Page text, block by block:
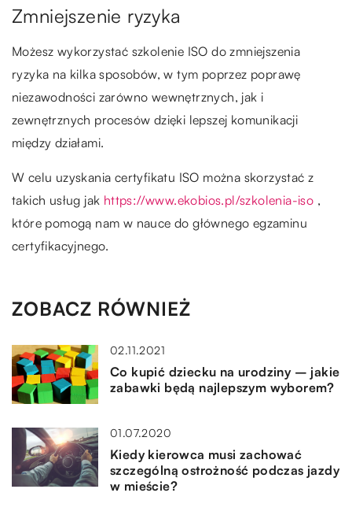
Zmniejszenie ryzyka
Możesz wykorzystać szkolenie ISO do zmniejszenia
ryzyka na kilka sposobów, w tym poprzez poprawę
niezawodności zarówno wewnętrznych, jak i
zewnętrznych procesów dzięki lepszej komunikacji
między działami.
W celu uzyskania certyfikatu ISO można skorzystać z
takich usług jak https://www.ekobios.pl/szkolenia-iso ,
które pomogą nam w nauce do głównego egzaminu
certyfikacyjnego.
ZOBACZ RÓWNIEŻ
02.11.2021
Co kupić dziecku na urodziny – jakie
zabawki będą najlepszym wyborem?
01.07.2020
Kiedy kierowca musi zachować
szczególną ostrożność podczas jazdy
w mieście?